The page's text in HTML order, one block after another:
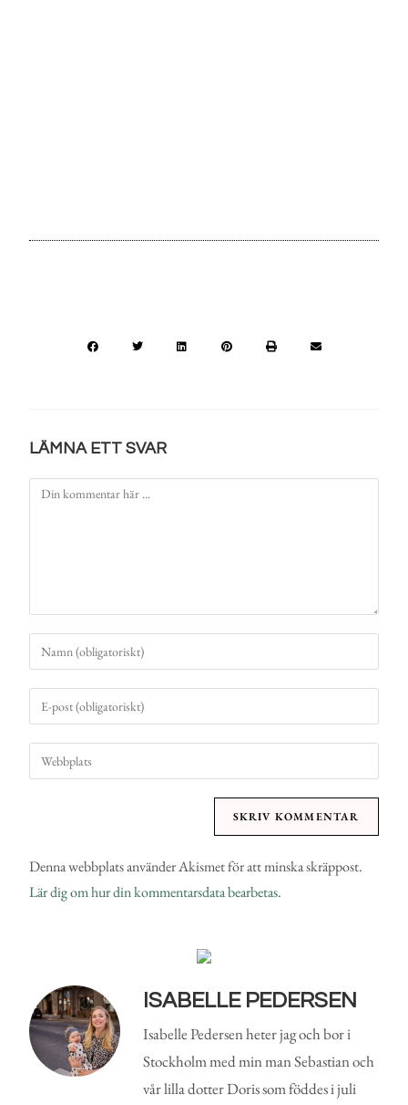
LÄMNA ETT SVAR
Denna webbplats använder Akismet för att minska skräppost.
Lär dig om hur din kommentarsdata bearbetas.
ISABELLE PEDERSEN
Isabelle Pedersen heter jag och bor i
Stockholm med min man Sebastian och
vår lilla dotter Doris som föddes i juli